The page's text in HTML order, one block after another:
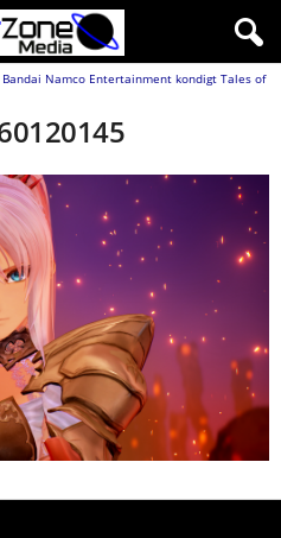
Namco Entertainment kondigt Tales of